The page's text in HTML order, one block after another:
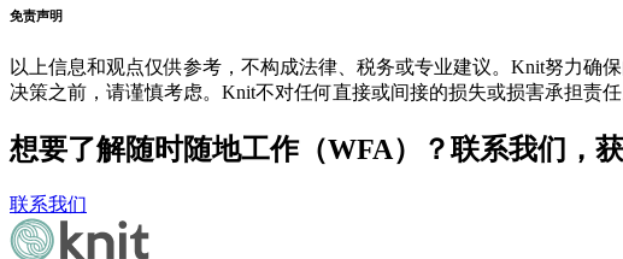
免责声明
以上信息和观点仅供参考，不构成法律、税务或专业建议。Knit努力确
决策之前，请谨慎考虑。Knit不对任何直接或间接的损失或损害承担责任
想要了解随时随地工作（WFA）？联系我们，获
联系我们